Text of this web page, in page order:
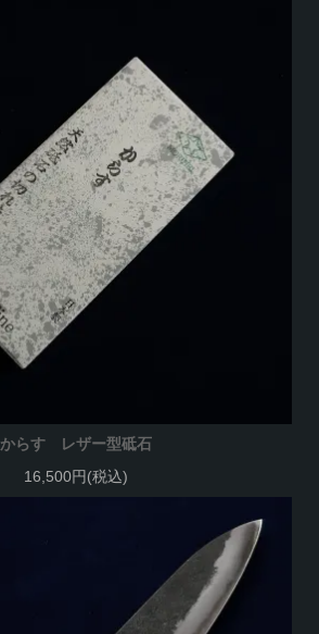
からす レザー型砥石
16,500円(税込)